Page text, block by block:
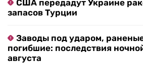
США передадут Украине
запасов Турции
Заводы под ударом,
погибшие: последствия
августа